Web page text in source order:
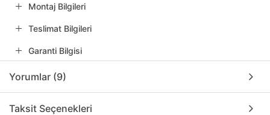
Montaj Bilgileri
Teslimat Bilgileri
Garanti Bilgisi
Yorumlar (9)
Taksit Seçenekleri